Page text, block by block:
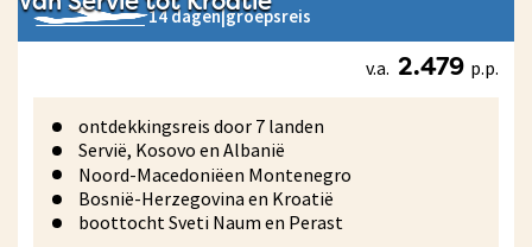
14 dagen|groepsreis
v.a. 2.479 p.p.
ontdekkingsreis door 7 landen
Servië, Kosovo en Albanië
Noord-Macedoniëen Montenegro
Bosnië-Herzegovina en Kroatië
boottocht Sveti Naum en Perast